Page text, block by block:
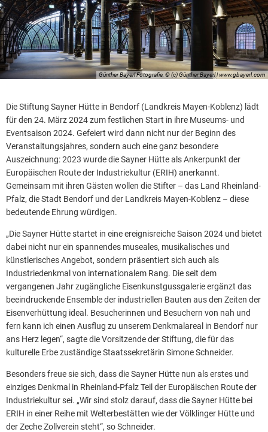
Günther Bayerl Fotografie, © (c) Günther Bayerl | www.gbayerl.com
Die Stiftung Sayner Hütte in Bendorf (Landkreis Mayen-Koblenz) lädt
für den 24. März 2024 zum festlichen Start in ihre Museums- und
Eventsaison 2024. Gefeiert wird dann nicht nur der Beginn des
Veranstaltungsjahres, sondern auch eine ganz besondere
Auszeichnung: 2023 wurde die Sayner Hütte als Ankerpunkt der
Europäischen Route der Industriekultur (ERIH) anerkannt.
Gemeinsam mit ihren Gästen wollen die Stifter – das Land Rheinland-
Pfalz, die Stadt Bendorf und der Landkreis Mayen-Koblenz – diese
bedeutende Ehrung würdigen.
„Die Sayner Hütte startet in eine ereignisreiche Saison 2024 und bietet
dabei nicht nur ein spannendes museales, musikalisches und
künstlerisches Angebot, sondern präsentiert sich auch als
Industriedenkmal von internationalem Rang. Die seit dem
vergangenen Jahr zugängliche Eisenkunstgussgalerie ergänzt das
beeindruckende Ensemble der industriellen Bauten aus den Zeiten der
Eisenverhüttung ideal. Besucherinnen und Besuchern von nah und
fern kann ich einen Ausflug zu unserem Denkmalareal in Bendorf nur
ans Herz legen“, sagte die Vorsitzende der Stiftung, die für das
kulturelle Erbe zuständige Staatssekretärin Simone Schneider.
Besonders freue sie sich, dass die Sayner Hütte nun als erstes und
einziges Denkmal in Rheinland-Pfalz Teil der Europäischen Route der
Industriekultur sei. „Wir sind stolz darauf, dass die Sayner Hütte bei
ERIH in einer Reihe mit Welterbestätten wie der Völklinger Hütte und
der Zeche Zollverein steht“, so Schneider.